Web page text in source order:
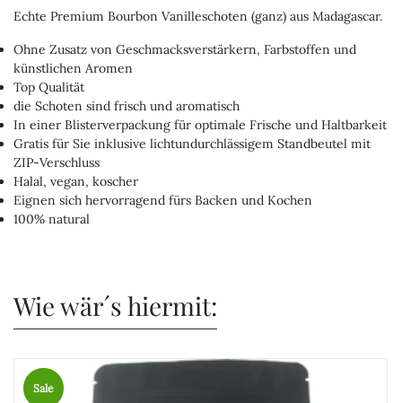
Echte Premium Bourbon Vanilleschoten (ganz) aus Madagascar.
Ohne Zusatz von Geschmacksverstärkern, Farbstoffen und
künstlichen Aromen
Top Qualität
die Schoten sind frisch und aromatisch
In einer Blisterverpackung für optimale Frische und Haltbarkeit
Gratis für Sie inklusive lichtundurchlässigem Standbeutel mit
ZIP-Verschluss
Halal, vegan, koscher
Eignen sich hervorragend fürs Backen und Kochen
100% natural
Wie wär´s hiermit:
Sale